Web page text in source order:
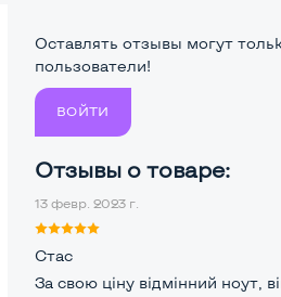
Оставлять отзывы могут
пользователи!
ВОЙТИ
Отзывы о товаре:
13 февр. 2023 г.
Стас
За свою ціну відмінний ноут,